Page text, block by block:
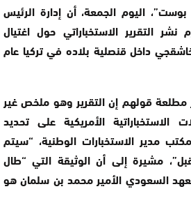
اليوم الجمعة، أن إدارة الرئيس
نشر التقرير الاستخباراتي حول اغتيال
داخل قنصلية بلاده في تركيا عام
قولهم إن التقرير وهو ملخص غير
الاستخباراتية الأمريكية على تحديد
مدير الاستخبارات الوطنية، “سيتم
مشيرة إلى أن الوثيقة التي “طال
السعودي الأمير محمد بن سلمان هو